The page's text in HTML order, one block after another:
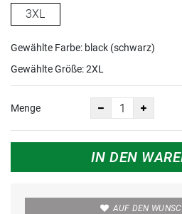
3XL
Gewählte Farbe: black (schwarz)
Gewählte Größe:2XL
Menge
IN DEN
AUF DEN